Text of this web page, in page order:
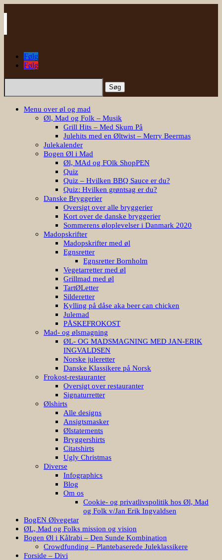
Følg
Følg
Søg
Menu over øl og mad
Øl, Mad og Folk – Musik
Grill Hits – Med Skum På
Julehits med en Øltwist – Merry Beermas
Julekalender
Bogen Øl i Mad
Øl, MAd og FOlk ShopPEN
Quiz
Quiz – Hvilken BBQ Sauce er du?
Quiz: Hvilken grøntsag er du?
Danske Bryggerier
Oversigt over alle bryggerier
Kort over de danske bryggerier
Sommerens øloplevelser i Danmark 2020
Madopskrifter
Madopskrifter med øl
Egnsretter
Egnsretter Bornholm
Vegetarretter med øl
Grillmad med øl
TartØLetter
Silderetter
Kylling på dåse aka beer can chicken
Julemad
PÅSKEFROKOST
Mad- og ølsmagning
ØL- OG MADSMAGNING MED JAN-ERIK
INGVALDSEN
Norske juleretter
Danske Klassikere på Norsk
Frokost-restauranter
Oversigt over restauranter
Signaturretter
Ølshirts
Alle designs
Ansigtsmasker
Ølstatements
Bryggershirts
Citatshirts
Ugly Christmas
Diverse
Infographics
Blog
Om os
Cookie- og privatlivspolitik hos Øl, Mad
og Folk v/Jan Erik Ingvaldsen
BogEN Ølvegetar
ØL, Mad og Folks mission og vision
Bogen Øl i Kålrabi – Den Sunde Kombination
Crowdfunding – Plantebaserede Juleklassikere
Forside – Divi